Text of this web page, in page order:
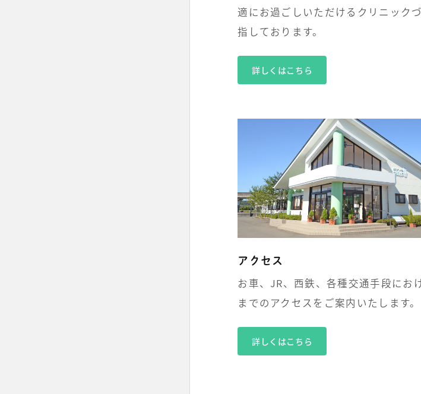
適にお過ごしいただけるクリニック
指しております。
詳しくはこちら
アクセス
お車、JR、西鉄、各種交通手段にお
までのアクセスをご案内いたします。
詳しくはこちら